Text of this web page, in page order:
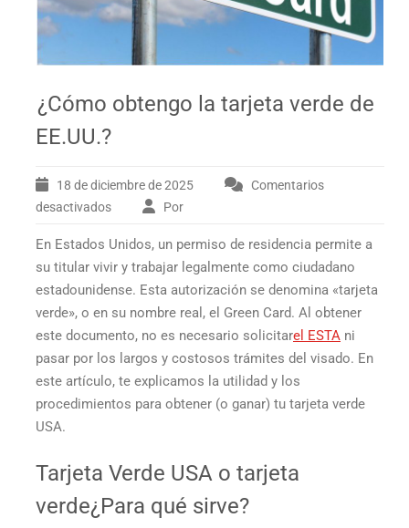
¿Cómo obtengo la tarjeta verde de
EE.UU.?
18 de diciembre de 2025
Comentarios
desactivadosen
obtengo
la
tarjeta
EE.UU.?
Por
En Estados Unidos, un permiso de residencia permite a
su titular vivir y trabajar legalmente como ciudadano
estadounidense. Esta autorización se denomina «tarjeta
verde», o en su nombre real, el Green Card. Al obtener
este documento, no es necesario solicitarel ESTA ni
pasar por los largos y costosos trámites del visado. En
este artículo, te explicamos la utilidad y los
procedimientos para obtener (o ganar) tu tarjeta verde
USA.
Tarjeta Verde USA o tarjeta
verde¿Para qué sirve?